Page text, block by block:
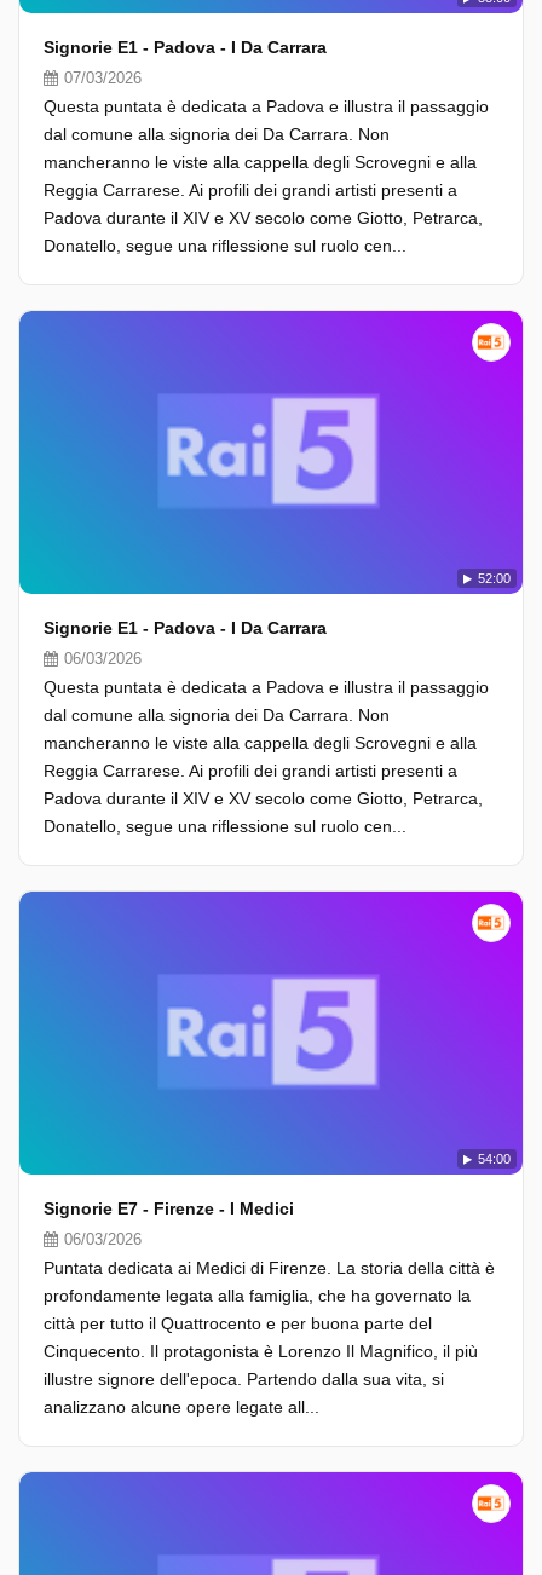
Signorie E1 - Padova - I Da Carrara
07/03/2026
Questa puntata è dedicata a Padova e illustra il passaggio
dal comune alla signoria dei Da Carrara. Non
mancheranno le viste alla cappella degli Scrovegni e alla
Reggia Carrarese. Ai profili dei grandi artisti presenti a
Padova durante il XIV e XV secolo come Giotto, Petrarca,
Donatello, segue una riflessione sul ruolo cen...
52:00
Signorie E1 - Padova - I Da Carrara
06/03/2026
Questa puntata è dedicata a Padova e illustra il passaggio
dal comune alla signoria dei Da Carrara. Non
mancheranno le viste alla cappella degli Scrovegni e alla
Reggia Carrarese. Ai profili dei grandi artisti presenti a
Padova durante il XIV e XV secolo come Giotto, Petrarca,
Donatello, segue una riflessione sul ruolo cen...
54:00
Signorie E7 - Firenze - I Medici
06/03/2026
Puntata dedicata ai Medici di Firenze. La storia della città è
profondamente legata alla famiglia, che ha governato la
città per tutto il Quattrocento e per buona parte del
Cinquecento. Il protagonista è Lorenzo Il Magnifico, il più
illustre signore dell'epoca. Partendo dalla sua vita, si
analizzano alcune opere legate all...